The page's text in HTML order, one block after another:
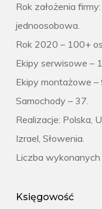
Rok założenia
jednoosobowa.
Rok 2020 – 100+
Ekipy serwisowe –
Ekipy montażowe –
Samochody – 37.
Realizacje: Polska,
Izrael, Słowenia.
Liczba
Księgowość